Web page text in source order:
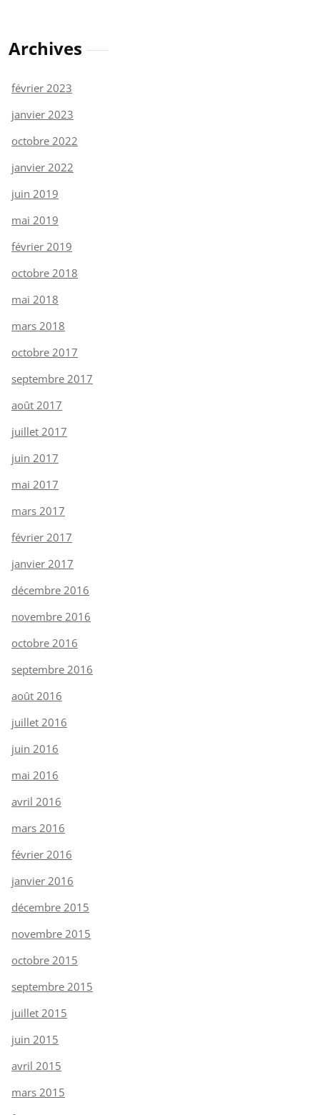
Archives
février 2023
janvier 2023
octobre 2022
janvier 2022
juin 2019
mai 2019
février 2019
octobre 2018
mai 2018
mars 2018
octobre 2017
septembre 2017
août 2017
juillet 2017
juin 2017
mai 2017
mars 2017
février 2017
janvier 2017
décembre 2016
novembre 2016
octobre 2016
septembre 2016
août 2016
juillet 2016
juin 2016
mai 2016
avril 2016
mars 2016
février 2016
janvier 2016
décembre 2015
novembre 2015
octobre 2015
septembre 2015
juillet 2015
juin 2015
avril 2015
mars 2015